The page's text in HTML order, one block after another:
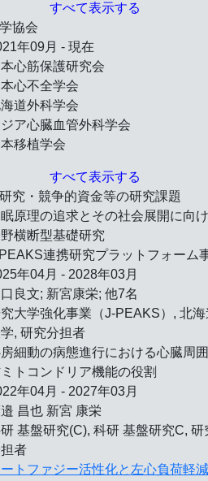
すべて表示する
協会
年09月 - 現在
本心筋保護研究会
本心不全学会
道外科学会
ア心臓血管外科学会
本移植学会
すべて表示する
究・競争的資金等の研究課題
原理の追求とその社会展開に向
横断型基礎研究
連携研究プラットフォーム
年04月 - 2028年03月
良文; 新宮康栄; 他7名
大学強化事業（J-PEAKS）, 北海
, 研究分担者
細動の病態進行における心臓周
トコンドリア機能の役割
年04月 - 2027年03月
昌也 新宮 康栄
基盤研究(C), 科研 基盤研究C, 研
者
トファジー活性化と左心負荷軽